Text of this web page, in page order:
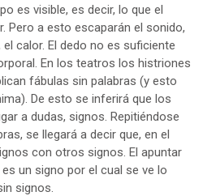
es visible, es decir, lo que el
Pero a esto escaparán el sonido,
calor. El dedo no es suficiente
En los teatros los histriones
fábulas sin palabras (y esto
De esto se inferirá que los
a dudas, signos. Repitiéndose
se llegará a decir que, en el
con otros signos. El apuntar
un signo por el cual se ve lo
signos.